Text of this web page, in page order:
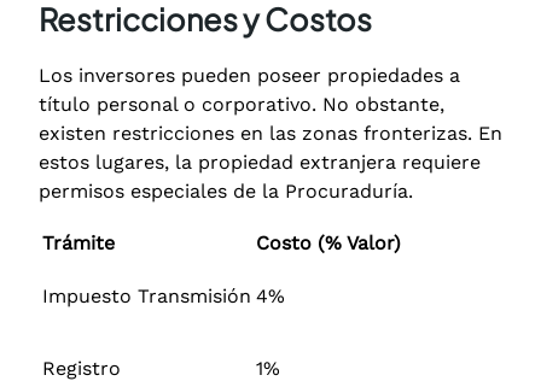
Restricciones y Costos
Los inversores pueden poseer propiedades a
título personal o corporativo. No obstante,
existen restricciones en las zonas fronterizas. En
estos lugares, la propiedad extranjera requiere
permisos especiales de la Procuraduría.
Trámite Costo (% Valor)
Impuesto Transmisión 4%
Registro 1%